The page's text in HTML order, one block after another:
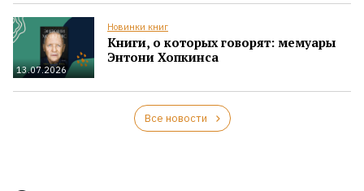
13.07.2026
Новинки книг
Книги, о которых говорят: мемуары
Энтони Хопкинса
Все новости